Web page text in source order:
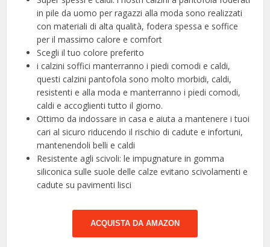
in pile da uomo per ragazzi alla moda sono realizzati
con materiali di alta qualità, fodera spessa e soffice
per il massimo calore e comfort
Scegli il tuo colore preferito
i calzini soffici manterranno i piedi comodi e caldi,
questi calzini pantofola sono molto morbidi, caldi,
resistenti e alla moda e manterranno i piedi comodi,
caldi e accoglienti tutto il giorno.
Ottimo da indossare in casa e aiuta a mantenere i tuoi
cari al sicuro riducendo il rischio di cadute e infortuni,
mantenendoli belli e caldi
Resistente agli scivoli: le impugnature in gomma
siliconica sulle suole delle calze evitano scivolamenti e
cadute su pavimenti lisci
ACQUISTA DA AMAZON